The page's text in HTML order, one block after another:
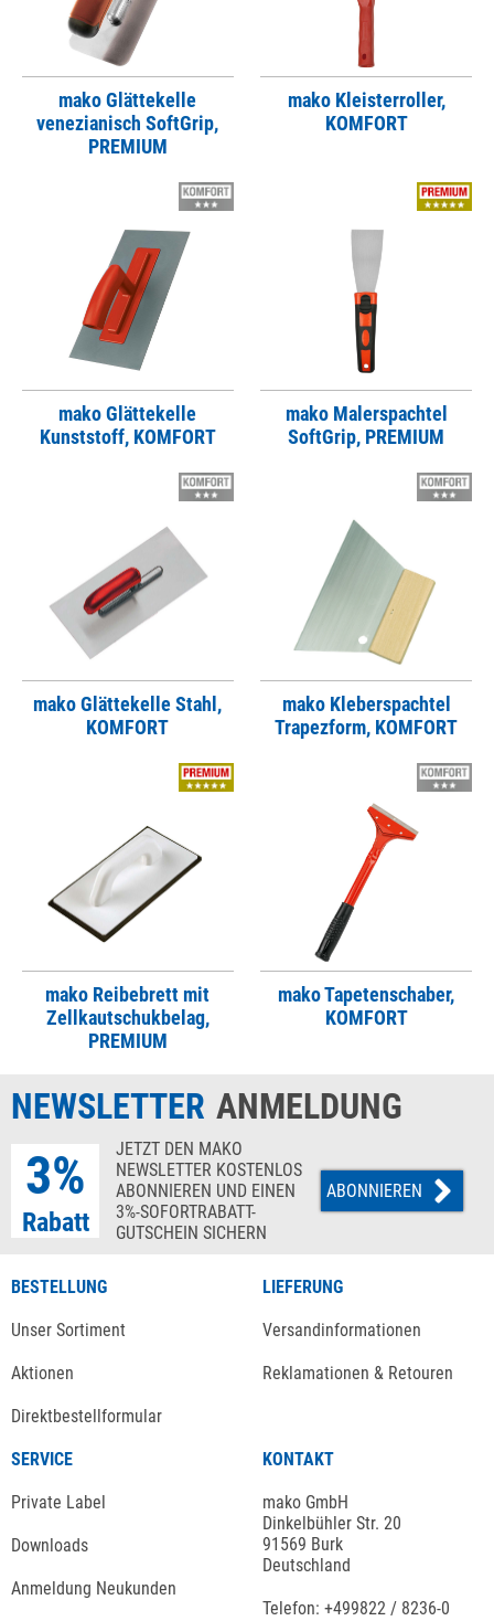
mako Glättekelle
venezianisch SoftGrip,
PREMIUM
mako Kleisterroller,
KOMFORT
mako Glättekelle
Kunststoff, KOMFORT
mako Malerspachtel
SoftGrip, PREMIUM
mako Glättekelle Stahl,
KOMFORT
mako Kleberspachtel
Trapezform, KOMFORT
mako Reibebrett mit
Zellkautschukbelag,
PREMIUM
mako Tapetenschaber,
KOMFORT
NEWSLETTER ANMELDUNG
3%
Rabatt
JETZT DEN MAKO
NEWSLETTER KOSTENLOS
ABONNIEREN UND EINEN
3%-SOFORTRABATT-
GUTSCHEIN SICHERN
ABONNIEREN
BESTELLUNG
Unser Sortiment
Aktionen
Direktbestellformular
LIEFERUNG
Versandinformationen
Reklamationen & Retouren
SERVICE
Private Label
Downloads
Anmeldung Neukunden
KONTAKT
mako GmbH
Dinkelbühler Str. 20
91569 Burk
Deutschland
Telefon: +499822 / 8236-0